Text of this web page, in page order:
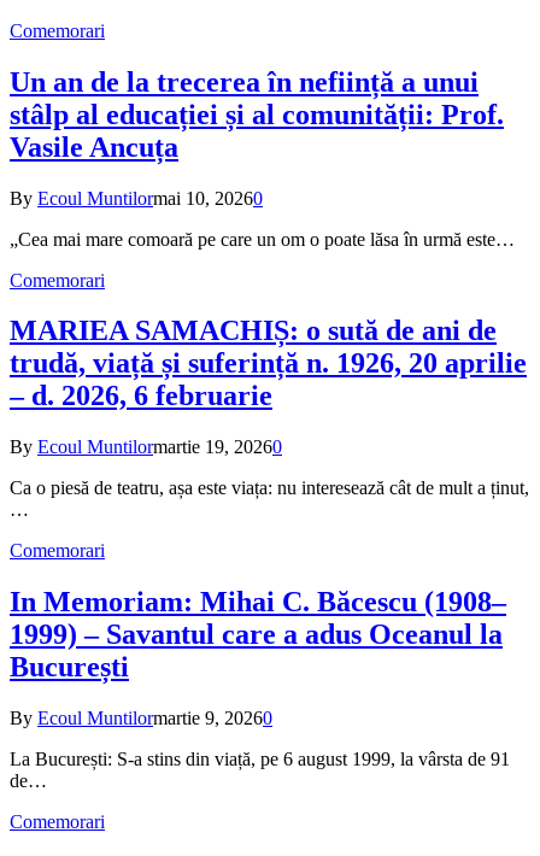
Comemorari
Un an de la trecerea în neființă a unui
stâlp al educației și al comunității: Prof.
Vasile Ancuța
By Ecoul Muntilormai 10, 20260
„Cea mai mare comoară pe care un om o poate lăsa în urmă este…
Comemorari
MARIEA SAMACHIȘ: o sută de ani de
trudă, viață și suferință n. 1926, 20 aprilie
– d. 2026, 6 februarie
By Ecoul Muntilormartie 19, 20260
Ca o piesă de teatru, așa este viața: nu interesează cât de mult a ținut,
…
Comemorari
In Memoriam: Mihai C. Băcescu (1908–
1999) – Savantul care a adus Oceanul la
București
By Ecoul Muntilormartie 9, 20260
La București: S-a stins din viață, pe 6 august 1999, la vârsta de 91
de…
Comemorari